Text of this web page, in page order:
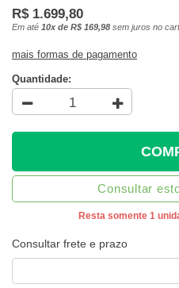
R$ 1.699,80
Em até 10x de R$ 169,98 sem juros no
mais formas de pagamento
Quantidade:
Consultar
Resta somente 1
Consultar frete e prazo